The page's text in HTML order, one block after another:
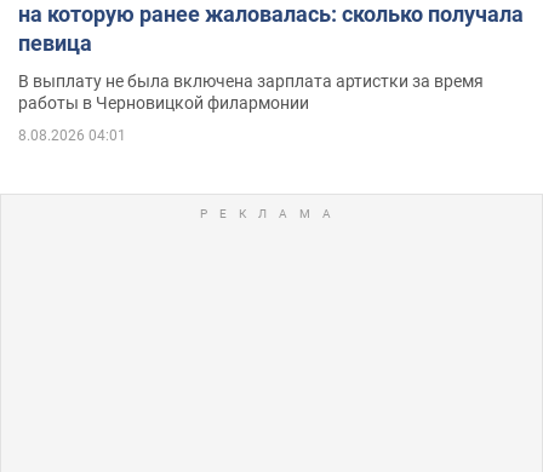
на которую ранее жаловалась: сколько получала
певица
В выплату не была включена зарплата артистки за время
работы в Черновицкой филармонии
8.08.2026 04:01